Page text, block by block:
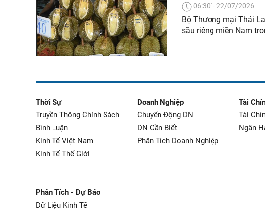
06:30' - 22/07/2026
Bộ Thương mại Thái
sầu riêng miền Nam
Thời Sự
Truyền Thông Chính Sách
Bình Luận
Kinh Tế Việt Nam
Kinh Tế Thế Giới
Doanh Nghiệp
Chuyển Động DN
DN Cần Biết
Phân Tích Doanh Nghiệp
Tài
Tài
Ngân
Phân Tích - Dự Báo
Dữ Liệu Kinh Tế